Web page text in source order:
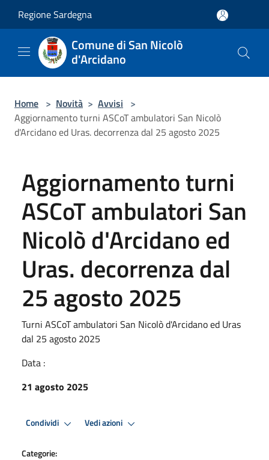
Regione Sardegna
Comune di San Nicolò
d'Arcidano
Home > Novità > Avvisi >
Aggiornamento turni ASCoT ambulatori San Nicolò
d'Arcidano ed Uras. decorrenza dal 25 agosto 2025
Aggiornamento turni
ASCoT ambulatori San
Nicolò d'Arcidano ed
Uras. decorrenza dal
25 agosto 2025
Turni ASCoT ambulatori San Nicolò d'Arcidano ed Uras
dal 25 agosto 2025
Data :
21 agosto 2025
Condividi Vedi azioni
Categorie: